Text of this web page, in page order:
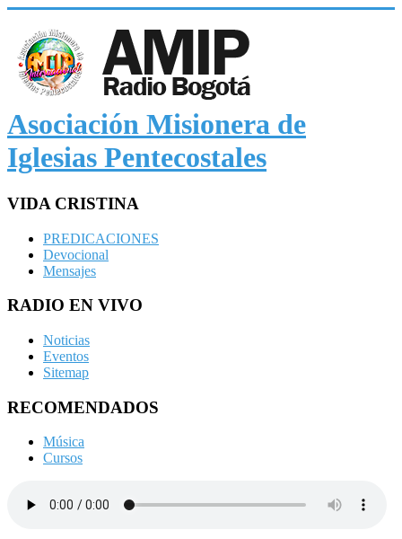
Asociación Misionera de
Iglesias Pentecostales
VIDA CRISTINA
PREDICACIONES
Devocional
Mensajes
RADIO EN VIVO
Noticias
Eventos
Sitemap
RECOMENDADOS
Música
Cursos